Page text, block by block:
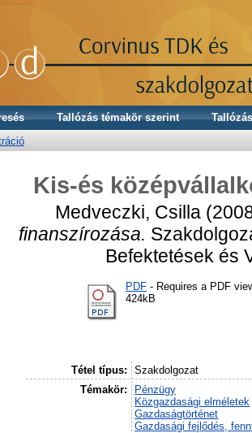
Tallózás témakör szerint
Kis-és
Medveczki, Csilla
finanszírozása.
Befektetések és
PDF - Requires a PDF
424kB
Tétel típus:
Szakdolgozat
Témakör:
Pénzügy
Közgazdasági elméletek
Gazdaságtörténet
Gazdasági fejlődés,